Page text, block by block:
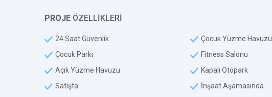
PROJE ÖZELLİKLERİ
24 Saat Güvenlik
Çocuk Yüzme Havuzu
Çocuk Parkı
Fitness Salonu
Açık Yüzme Havuzu
Kapalı Otopark
Satışta
İnşaat Aşamasında